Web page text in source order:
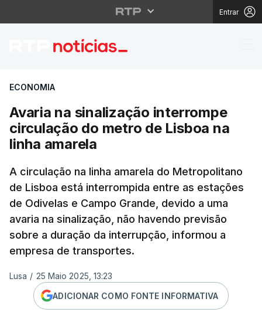
Entrar
Avaria na sinalização
ECONOMIA
Avaria na sinalização interrompe
circulação do metro de Lisboa na
linha amarela
A circulação na linha amarela do Metropolitano
de Lisboa está interrompida entre as estações
de Odivelas e Campo Grande, devido a uma
avaria na sinalização, não havendo previsão
sobre a duração da interrupção, informou a
empresa de transportes.
Lusa / 25 Maio 2025, 13:23
ADICIONAR COMO FONTE INFORMATIVA